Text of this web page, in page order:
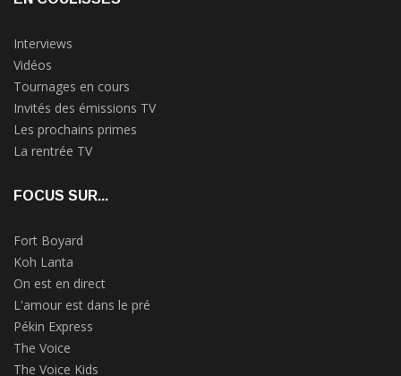
Interviews
Vidéos
Tournages en cours
Invités des émissions TV
Les prochains primes
La rentrée TV
FOCUS SUR...
Fort Boyard
Koh Lanta
On est en direct
L'amour est dans le pré
Pékin Express
The Voice
The Voice Kids